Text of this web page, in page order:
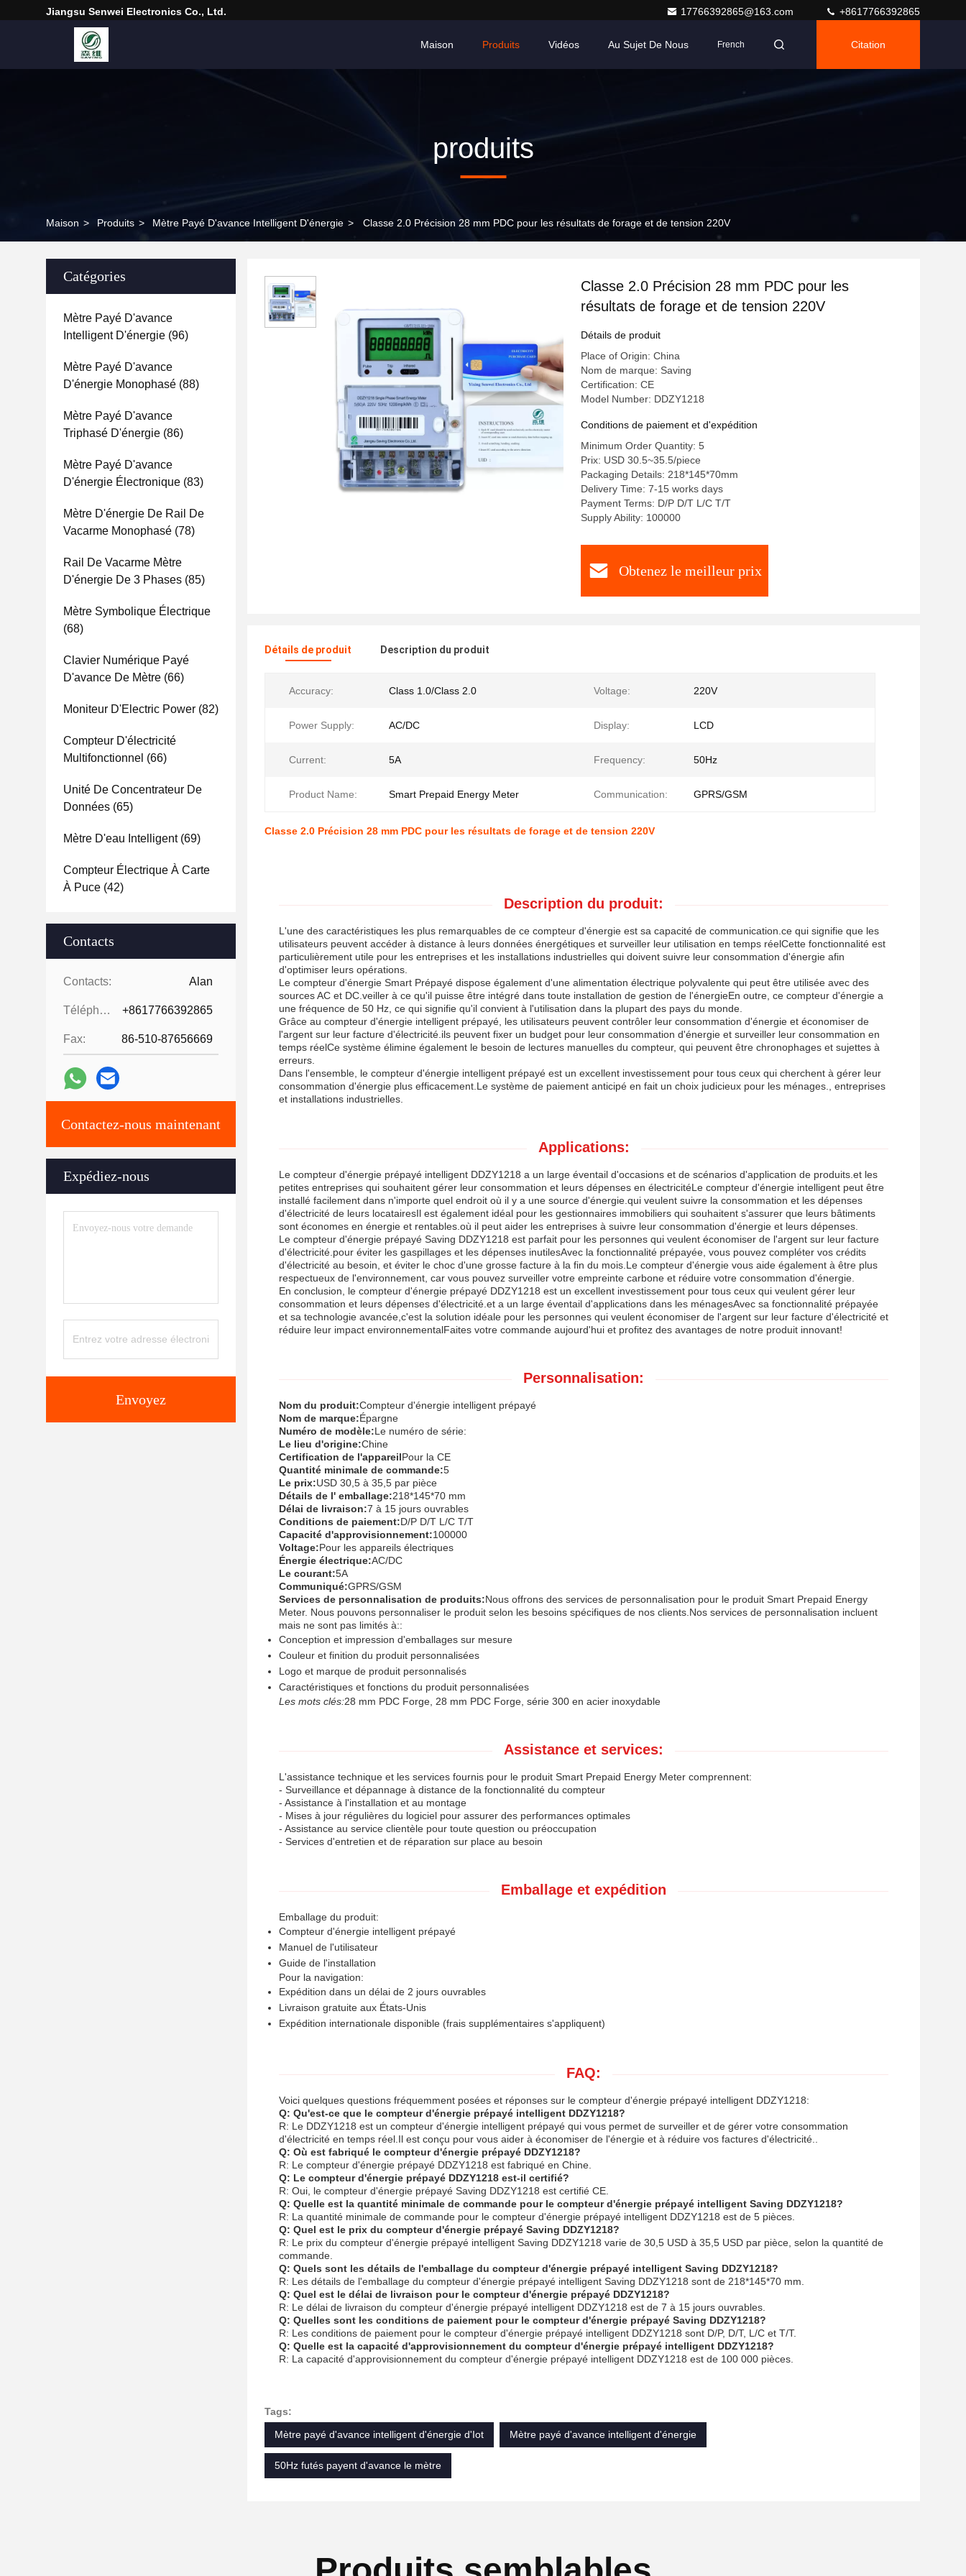
Jiangsu Senwei Electronics Co., Ltd. 17766392865@163.com +8617766392865
Maison Produits Vidéos Au Sujet De Nous French Citation
produits
Maison > Produits > Mètre Payé D'avance Intelligent D'énergie > Classe 2.0 Précision 28 mm PDC pour les résultats de forage et de tension 220V
Catégories
Mètre Payé D'avance
Intelligent D'énergie (96)
Mètre Payé D'avance
D'énergie Monophasé (88)
Mètre Payé D'avance
Triphasé D'énergie (86)
Mètre Payé D'avance
D'énergie Électronique (83)
Mètre D'énergie De Rail De
Vacarme Monophasé (78)
Rail De Vacarme Mètre
D'énergie De 3 Phases (85)
Mètre Symbolique Électrique
(68)
Clavier Numérique Payé
D'avance De Mètre (66)
Moniteur D'Electric Power (82)
Compteur D'électricité
Multifonctionnel (66)
Unité De Concentrateur De
Données (65)
Mètre D'eau Intelligent(69)
Compteur Électrique À Carte
À Puce (42)
Contacts
Contacts: Alan
Téléphone: +8617766392865
Fax: 86-510-87656669
Contactez-nous maintenant
Expédiez-nous
Envoyez
Classe 2.0 Précision 28 mm PDC pour les
résultats de forage et de tension 220V
Détails de produit
Place of Origin: China
Nom de marque: Saving
Certification: CE
Model Number: DDZY1218
Conditions de paiement et d'expédition
Minimum Order Quantity: 5
Prix: USD 30.5~35.5/piece
Packaging Details: 218*145*70mm
Delivery Time: 7-15 works days
Payment Terms: D/P D/T L/C T/T
Supply Ability: 100000
Obtenez le meilleur prix
Détails de produit Description du produit
Accuracy: Class 1.0/Class 2.0 Voltage: 220V
Power Supply: AC/DC Display: LCD
Current: 5A Frequency: 50Hz
Product Name: Smart Prepaid Energy Meter Communication: GPRS/GSM
Classe 2.0 Précision 28 mm PDC pour les résultats de forage et de tension 220V
Description du produit:
L'une des caractéristiques les plus remarquables de ce compteur d'énergie est sa capacité de communication.ce qui signifie que les
utilisateurs peuvent accéder à distance à leurs données énergétiques et surveiller leur utilisation en temps réelCette fonctionnalité est
particulièrement utile pour les entreprises et les installations industrielles qui doivent suivre leur consommation d'énergie afin
d'optimiser leurs opérations.
Le compteur d'énergie Smart Prépayé dispose également d'une alimentation électrique polyvalente qui peut être utilisée avec des
sources AC et DC.veiller à ce qu'il puisse être intégré dans toute installation de gestion de l'énergieEn outre, ce compteur d'énergie a
une fréquence de 50 Hz, ce qui signifie qu'il convient à l'utilisation dans la plupart des pays du monde.
Grâce au compteur d'énergie intelligent prépayé, les utilisateurs peuvent contrôler leur consommation d'énergie et économiser de
l'argent sur leur facture d'électricité.ils peuvent fixer un budget pour leur consommation d'énergie et surveiller leur consommation en
temps réelCe système élimine également le besoin de lectures manuelles du compteur, qui peuvent être chronophages et sujettes à
erreurs.
Dans l'ensemble, le compteur d'énergie intelligent prépayé est un excellent investissement pour tous ceux qui cherchent à gérer leur
consommation d'énergie plus efficacement.Le système de paiement anticipé en fait un choix judicieux pour les ménages., entreprises
et installations industrielles.
Applications:
Le compteur d'énergie prépayé intelligent DDZY1218 a un large éventail d'occasions et de scénarios d'application de produits.et les
petites entreprises qui souhaitent gérer leur consommation et leurs dépenses en électricitéLe compteur d'énergie intelligent peut être
installé facilement dans n'importe quel endroit où il y a une source d'énergie.qui veulent suivre la consommation et les dépenses
d'électricité de leurs locatairesIl est également idéal pour les gestionnaires immobiliers qui souhaitent s'assurer que leurs bâtiments
sont économes en énergie et rentables.où il peut aider les entreprises à suivre leur consommation d'énergie et leurs dépenses.
Le compteur d'énergie prépayé Saving DDZY1218 est parfait pour les personnes qui veulent économiser de l'argent sur leur facture
d'électricité.pour éviter les gaspillages et les dépenses inutilesAvec la fonctionnalité prépayée, vous pouvez compléter vos crédits
d'électricité au besoin, et éviter le choc d'une grosse facture à la fin du mois.Le compteur d'énergie vous aide également à être plus
respectueux de l'environnement, car vous pouvez surveiller votre empreinte carbone et réduire votre consommation d'énergie.
En conclusion, le compteur d'énergie prépayé DDZY1218 est un excellent investissement pour tous ceux qui veulent gérer leur
consommation et leurs dépenses d'électricité.et a un large éventail d'applications dans les ménagesAvec sa fonctionnalité prépayée
et sa technologie avancée,c'est la solution idéale pour les personnes qui veulent économiser de l'argent sur leur facture d'électricité et
réduire leur impact environnementalFaites votre commande aujourd'hui et profitez des avantages de notre produit innovant!
Personnalisation:
Nom du produit:Compteur d'énergie intelligent prépayé
Nom de marque:Épargne
Numéro de modèle:Le numéro de série:
Le lieu d'origine:Chine
Certification de l'appareilPour la CE
Quantité minimale de commande:5
Le prix:USD 30,5 à 35,5 par pièce
Détails de l' emballage:218*145*70 mm
Délai de livraison:7 à 15 jours ouvrables
Conditions de paiement:D/P D/T L/C T/T
Capacité d'approvisionnement:100000
Voltage:Pour les appareils électriques
Énergie électrique:AC/DC
Le courant:5A
Communiqué:GPRS/GSM
Services de personnalisation de produits:Nous offrons des services de personnalisation pour le produit Smart Prepaid Energy
Meter. Nous pouvons personnaliser le produit selon les besoins spécifiques de nos clients.Nos services de personnalisation incluent
mais ne sont pas limités à::
Conception et impression d'emballages sur mesure
Couleur et finition du produit personnalisées
Logo et marque de produit personnalisés
Caractéristiques et fonctions du produit personnalisées
Les mots clés:28 mm PDC Forge, 28 mm PDC Forge, série 300 en acier inoxydable
Assistance et services:
L'assistance technique et les services fournis pour le produit Smart Prepaid Energy Meter comprennent:
- Surveillance et dépannage à distance de la fonctionnalité du compteur
- Assistance à l'installation et au montage
- Mises à jour régulières du logiciel pour assurer des performances optimales
- Assistance au service clientèle pour toute question ou préoccupation
- Services d'entretien et de réparation sur place au besoin
Emballage et expédition
Emballage du produit:
Compteur d'énergie intelligent prépayé
Manuel de l'utilisateur
Guide de l'installation
Pour la navigation:
Expédition dans un délai de 2 jours ouvrables
Livraison gratuite aux États-Unis
Expédition internationale disponible (frais supplémentaires s'appliquent)
FAQ:
Voici quelques questions fréquemment posées et réponses sur le compteur d'énergie prépayé intelligent DDZY1218:
Q: Qu'est-ce que le compteur d'énergie prépayé intelligent DDZY1218?
R: Le DDZY1218 est un compteur d'énergie intelligent prépayé qui vous permet de surveiller et de gérer votre consommation
d'électricité en temps réel.Il est conçu pour vous aider à économiser de l'énergie et à réduire vos factures d'électricité..
Q: Où est fabriqué le compteur d'énergie prépayé DDZY1218?
R: Le compteur d'énergie prépayé DDZY1218 est fabriqué en Chine.
Q: Le compteur d'énergie prépayé DDZY1218 est-il certifié?
R: Oui, le compteur d'énergie prépayé Saving DDZY1218 est certifié CE.
Q: Quelle est la quantité minimale de commande pour le compteur d'énergie prépayé intelligent Saving DDZY1218?
R: La quantité minimale de commande pour le compteur d'énergie prépayé intelligent DDZY1218 est de 5 pièces.
Q: Quel est le prix du compteur d'énergie prépayé Saving DDZY1218?
R: Le prix du compteur d'énergie prépayé intelligent Saving DDZY1218 varie de 30,5 USD à 35,5 USD par pièce, selon la quantité de
commande.
Q: Quels sont les détails de l'emballage du compteur d'énergie prépayé intelligent Saving DDZY1218?
R: Les détails de l'emballage du compteur d'énergie prépayé intelligent Saving DDZY1218 sont de 218*145*70 mm.
Q: Quel est le délai de livraison pour le compteur d'énergie prépayé DDZY1218?
R: Le délai de livraison du compteur d'énergie prépayé intelligent DDZY1218 est de 7 à 15 jours ouvrables.
Q: Quelles sont les conditions de paiement pour le compteur d'énergie prépayé Saving DDZY1218?
R: Les conditions de paiement pour le compteur d'énergie prépayé intelligent DDZY1218 sont D/P, D/T, L/C et T/T.
Q: Quelle est la capacité d'approvisionnement du compteur d'énergie prépayé intelligent DDZY1218?
R: La capacité d'approvisionnement du compteur d'énergie prépayé intelligent DDZY1218 est de 100 000 pièces.
Tags:
Mètre payé d'avance intelligent d'énergie d'Iot
Mètre payé d'avance intelligent d'énergie
50Hz futés payent d'avance le mètre